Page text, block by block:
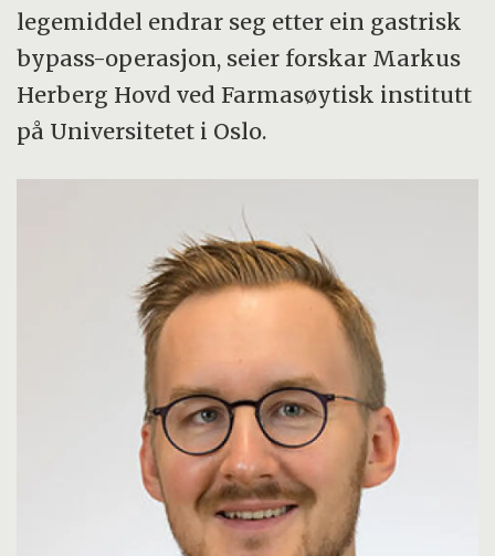
legemiddel endrar seg etter ein gastrisk
bypass-operasjon, seier forskar Markus
Herberg Hovd ved Farmasøytisk institutt
på Universitetet i Oslo.